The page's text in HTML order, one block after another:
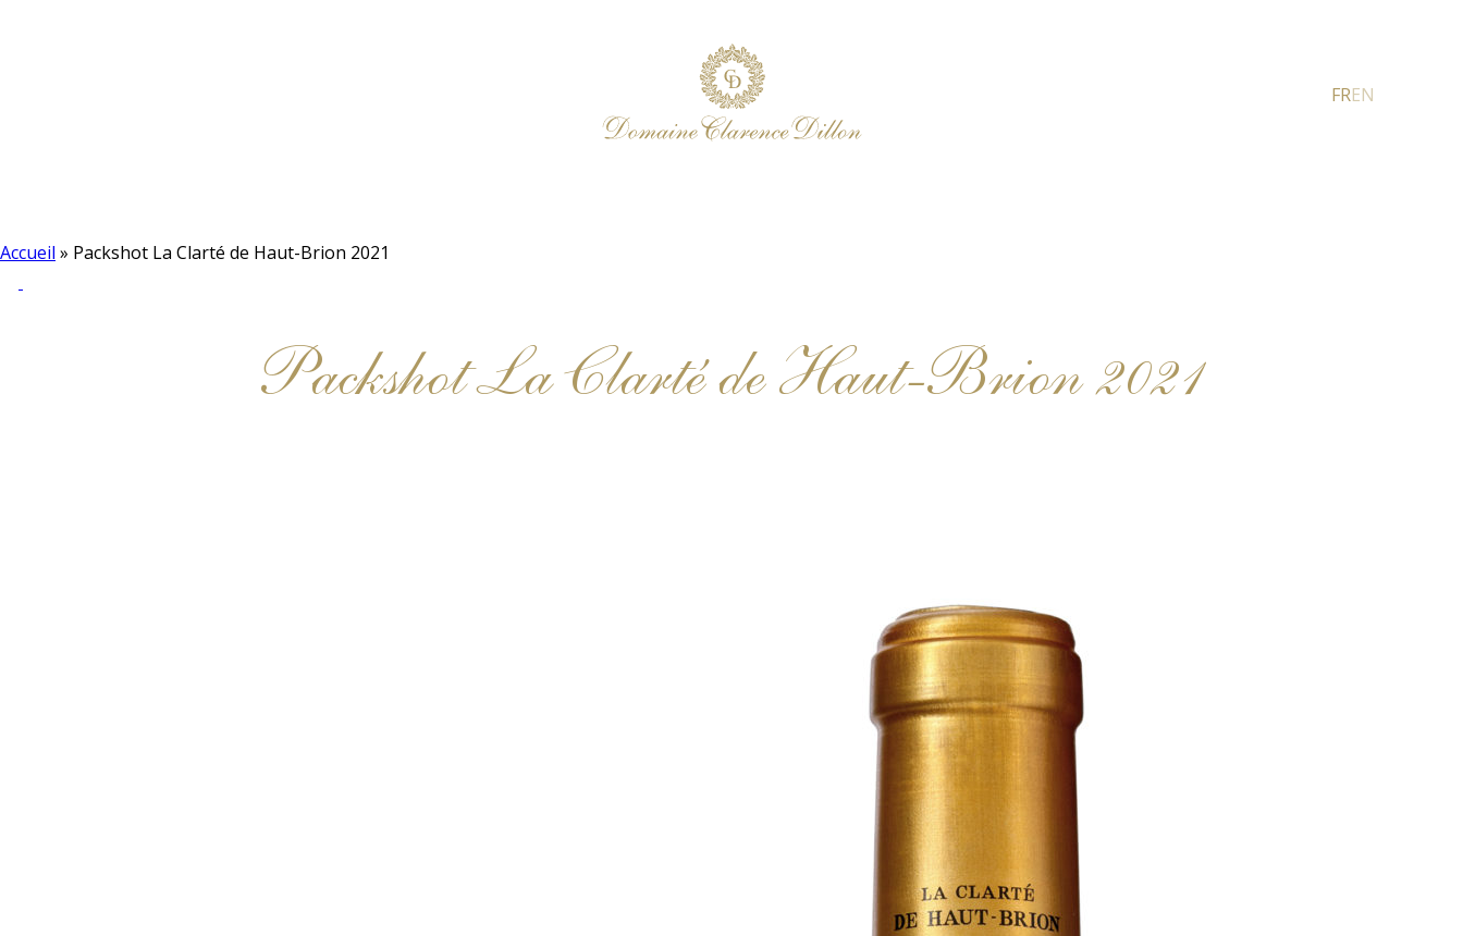
FREN
Accueil » Packshot La Clarté de Haut-Brion 2021
Packshot La Clarté de Haut-Brion 2021